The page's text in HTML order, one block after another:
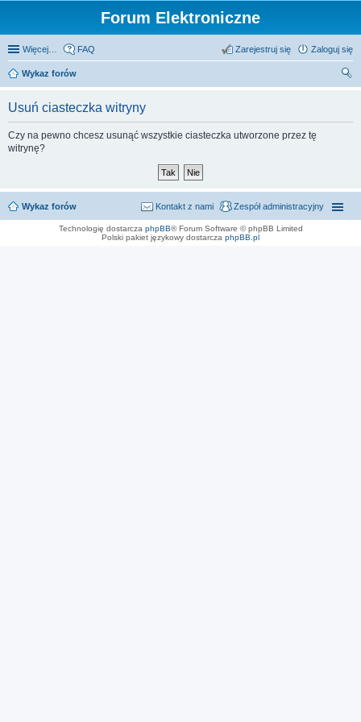
Forum Elektroniczne
Więcej… FAQ Zaloguj się
Zarejestruj się
Wykaz forów
Usuń ciasteczka witryny
Czy na pewno chcesz usunąć wszystkie ciasteczka utworzone przez tę
witrynę?
Wykaz forów Zespół administracyjny
Kontakt z nami
Technologię dostarcza phpBB® Forum Software © phpBB Limited
Polski pakiet językowy dostarcza phpBB.pl